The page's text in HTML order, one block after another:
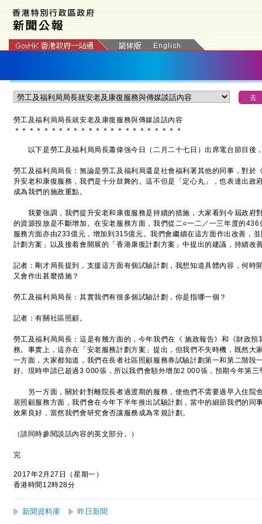
勞工及福利局局長就安老及康復服務與傳媒談話內容
＊ ＊ ＊ ＊ ＊ ＊ ＊ ＊ ＊ ＊ ＊ ＊ ＊ ＊ ＊ ＊ ＊ ＊ ＊ ＊ ＊ ＊ ＊
以下是勞工及福利局局長蕭偉強今日（二月二十七日）出席電台節目後
勞工及福利局局長：無論是勞工及福利局還是社會福利署其他的同事，對於
升安老和康復服務，我們是十分鼓舞的。這不但是「定心丸」，也表達出政
成為我們的施政重點。
我要強調，我們提升安老和康復服務是持續的措施，大家看到今屆政府
的資源投放是不斷增加。在安老服務方面，我們從二○一二／一三年度的
服務方面亦由233億元，增加到315億元。我們會繼續在這方面作出改善，
計劃方案」以及接着會開展的「香港康復計劃方案」中提出的建議，持續改
記者：剛才局長提到，支援這方面有個試驗計劃，我想知道具體內容，何時
又會作出甚麼措施？
勞工及福利局局長：其實我們有很多個試驗計劃，你是指哪一個？
記者：有關社區照顧。
勞工及福利局局長：這是有幾方面的，今年我們在《 施政報告》和《財政
務。事實上，這亦在「安老服務計劃方案」提出，但我們不失時機，既然大
一方面，大家都知道，我們在長者社區照顧服務券試驗計劃第一和第二階段
好。現時申請已超過3 000張，所以我們會額外增加2 000張，預期今年第三
另一方面，關於針對離院長者過渡期的服務，使他們不需要過早入住院
居照顧服務方面，我們會在今年下半年推出試驗計劃，當中的細節我們的同
效果良好，當然我們會研究會否讓服務成為常規計劃。
（請同時參閱談話內容的英文部分。）
完
2017年2月27日（星期一）
香港時間12時28分
新聞資料庫
昨日新聞